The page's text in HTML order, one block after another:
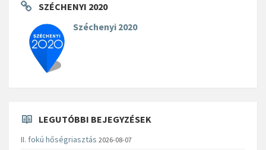
SZÉCHENYI 2020
Széchenyi 2020
LEGUTÓBBI BEJEGYZÉSEK
II. fokú hőségriasztás 2026-08-07